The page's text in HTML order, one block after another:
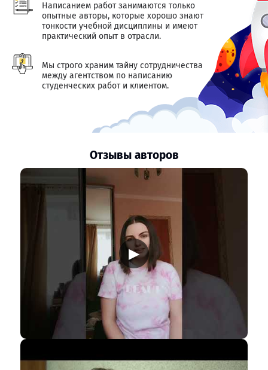
Написанием работ занимаются только
опытные авторы, которые хорошо знают
тонкости учебной дисциплины и имеют
практический опыт в отрасли.
Мы строго храним тайну сотрудничества
между агентством по написанию
студенческих работ и клиентом.
Отзывы авторов
▶